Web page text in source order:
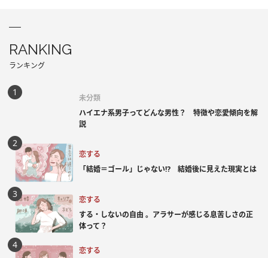
RANKING
ランキング
未分類
ハイエナ系男子ってどんな男性？ 特徴や恋愛傾向を解
説
恋する
「結婚＝ゴール」じゃない⁉ 結婚後に見えた現実とは
恋する
する・しないの自由 。アラサーが感じる息苦しさの正
体って？
恋する